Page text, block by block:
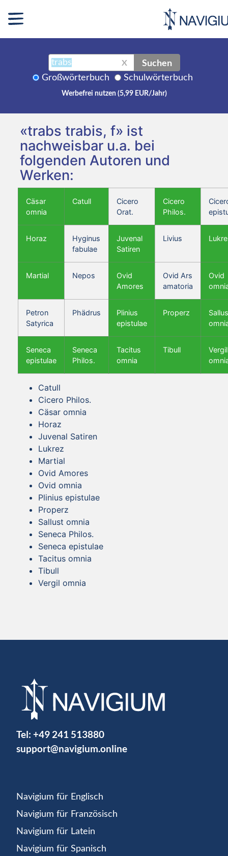
X Suchen
Großwörterbuch Schulwörterbuch
Werbefrei nutzen (5,99 EUR/Jahr)
«trabs trabis, f» ist
nachweisbar u.a. bei
folgenden Autoren und
Werken:
Cäsar
omnia
Catull
Cicero
Orat.
Cicero
Philos.
Horaz
Hyginus
fabulae
Juvenal
Satiren
Livius
Martial Nepos
Ovid
Amores
Ovid Ars
amatoria
Ovid
Petron
Satyrica
Phädrus
Plinius
epistulae
Properz
Seneca
epistulae
Seneca
Philos.
Tacitus
omnia
Tibull
Vergil
Catull
Cicero Philos.
Cäsar omnia
Horaz
Juvenal Satiren
Lukrez
Martial
Ovid Amores
Ovid omnia
Plinius epistulae
Properz
Sallust omnia
Seneca Philos.
Seneca epistulae
Tacitus omnia
Tibull
Vergil omnia
Tel: +49 241 513880
support@navigium.online
Navigium für Englisch
Navigium für Französisch
Navigium für Latein
Navigium für Spanisch